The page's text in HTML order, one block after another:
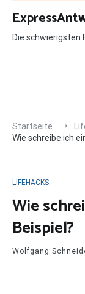
Zum
Inhalt
springen
Die
Startseite
Wie schreibe ich
LIFEHACKS
Wie
Beispiel?
Wolfgang